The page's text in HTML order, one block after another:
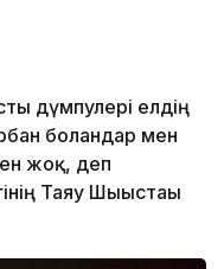
дүмпулері елдің
болғандар мен
жоқ, деп
Таяу Шығыстағы